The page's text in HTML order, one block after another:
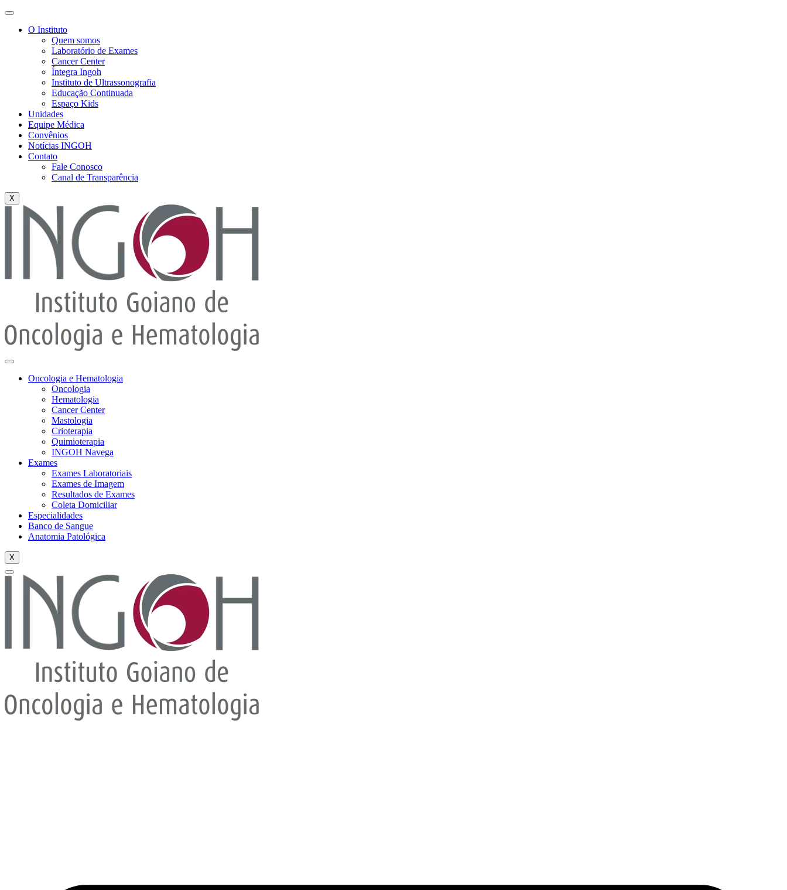
O Instituto
Quem somos
Laboratório de Exames
Cancer Center
Íntegra Ingoh
Instituto de Ultrassonografia
Educação Continuada
Espaço Kids
Unidades
Equipe Médica
Convênios
Notícias INGOH
Contato
Fale Conosco
Canal de Transparência
X
Oncologia e Hematologia
Oncologia
Hematologia
Cancer Center
Mastologia
Crioterapia
Quimioterapia
INGOH Navega
Exames
Exames Laboratoriais
Exames de Imagem
Resultados de Exames
Coleta Domiciliar
Especialidades
Banco de Sangue
Anatomia Patológica
X